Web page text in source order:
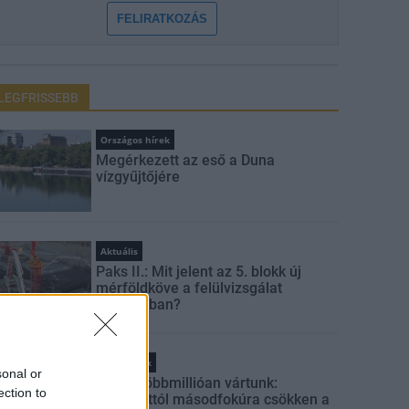
or
to
FELIRATKOZÁS
Országos hírek
Megérkezett az eső a Duna
vízgyűjtőjére
Aktuális
Paks II.: Mit jelent az 5. blokk új
mérföldköve a felülvizsgálat
árnyékában?
Helyi hírek
Amire többmillióan vártunk:
szombattól másodfokúra csökken a